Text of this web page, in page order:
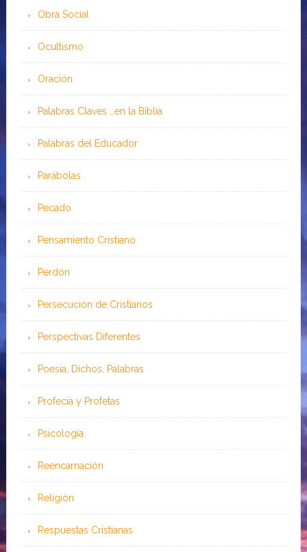
Obra Social
Ocultismo
Oración
Palabras Claves …en la Biblia
Palabras del Educador
Parábolas
Pecado
Pensamiento Cristiano
Perdón
Persecución de Cristianos
Perspectivas Diferentes
Poesía, Dichos, Palabras
Profecía y Profetas
Psicología
Reencarnación
Religión
Respuestas Cristianas